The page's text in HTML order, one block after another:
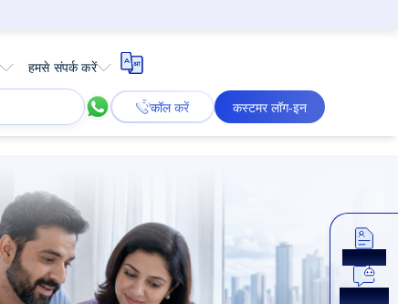
हमसे संपर्क करें
कॉल करें कस्टमर लॉग-इन
अप्लाई करें
अभी चैट करें